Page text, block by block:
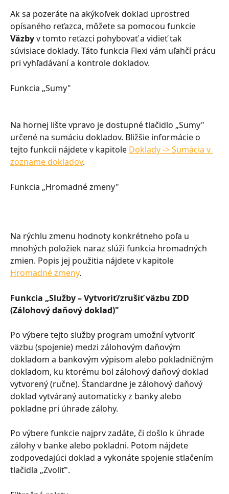
Ak sa pozeráte na akýkoľvek doklad uprostred
opísaného reťazca, môžete sa pomocou funkcie
Väzby v tomto reťazci pohybovať a vidieť tak
súvisiace doklady. Táto funkcia Flexi vám uľahčí prácu
pri vyhľadávaní a kontrole dokladov.
Funkcia „Sumy"
Na hornej lište vpravo je dostupné tlačidlo „Sumy"
určené na sumáciu dokladov. Bližšie informácie o
tejto funkcii nájdete v kapitole Doklady -> Sumácia v
zozname dokladov.
Funkcia „Hromadné zmeny"
Na rýchlu zmenu hodnoty konkrétneho poľa u
mnohých položiek naraz slúži funkcia hromadných
zmien. Popis jej použitia nájdete v kapitole
Hromadné zmeny.
Funkcia „Služby – Vytvoriť/zrušiť väzbu ZDD
(Zálohový daňový doklad)"
Po výbere tejto služby program umožní vytvoriť
väzbu (spojenie) medzi zálohovým daňovým
dokladom a bankovým výpisom alebo pokladničným
dokladom, ku ktorému bol zálohový daňový doklad
vytvorený (ručne). Štandardne je zálohový daňový
doklad vytváraný automaticky z banky alebo
pokladne pri úhrade zálohy.
Po výbere funkcie najprv zadáte, či došlo k úhrade
zálohy v banke alebo pokladni. Potom nájdete
zodpovedajúci doklad a vykonáte spojenie stlačením
tlačidla „Zvoliť".